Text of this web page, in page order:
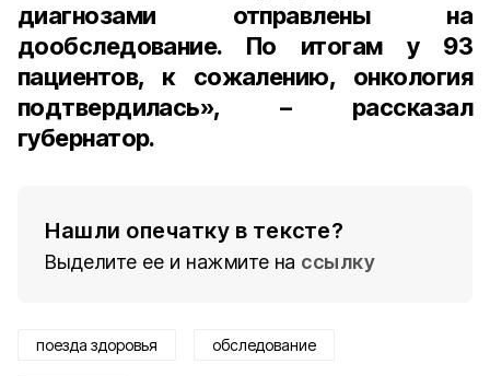
диагнозами отправлены на
дообследование. По итогам у 93
пациентов, к сожалению, онкология
подтвердилась», – рассказал
губернатор.
Нашли опечатку в тексте?
Выделите ее и нажмите на ссылку
поезда здоровья обследование